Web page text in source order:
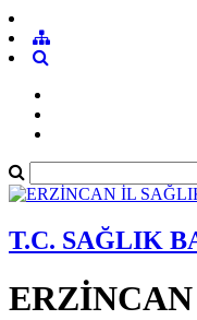
T.C. SAĞLIK